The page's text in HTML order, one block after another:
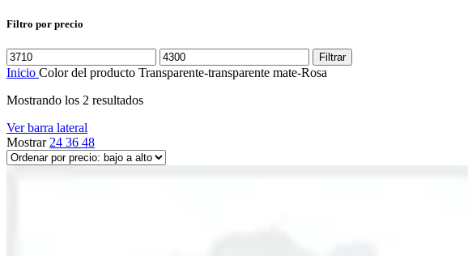
Filtro por precio
Precio
mínimo
Precio
máximo
Filtrar
Inicio Color del producto Transparente-transparente mate-Rosa
Mostrando los 2 resultadosOrdenado
a
Ver barra lateral
Mostrar 24 36 48